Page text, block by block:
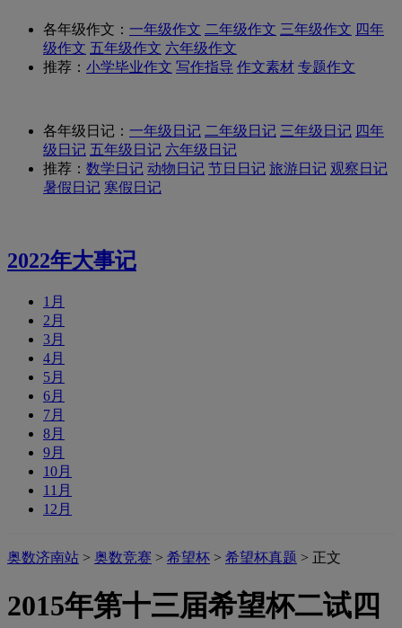
各年级作文： 一年级作文 二年级作文 三年级作文 四年
级作文 五年级作文 六年级作文
推荐： 小学毕业作文 写作指导 作文素材 专题作文
各年级日记： 一年级日记 二年级日记 三年级日记 四年
级日记 五年级日记 六年级日记
推荐： 数学日记 动物日记 节日日记 旅游日记 观察日记
暑假日记 寒假日记
2022年大事记
1月
2月
3月
4月
5月
6月
7月
8月
9月
10月
11月
12月
奥数济南站 > 奥数竞赛 > 希望杯 > 希望杯真题 > 正文
2015年第十三届希望杯二试四